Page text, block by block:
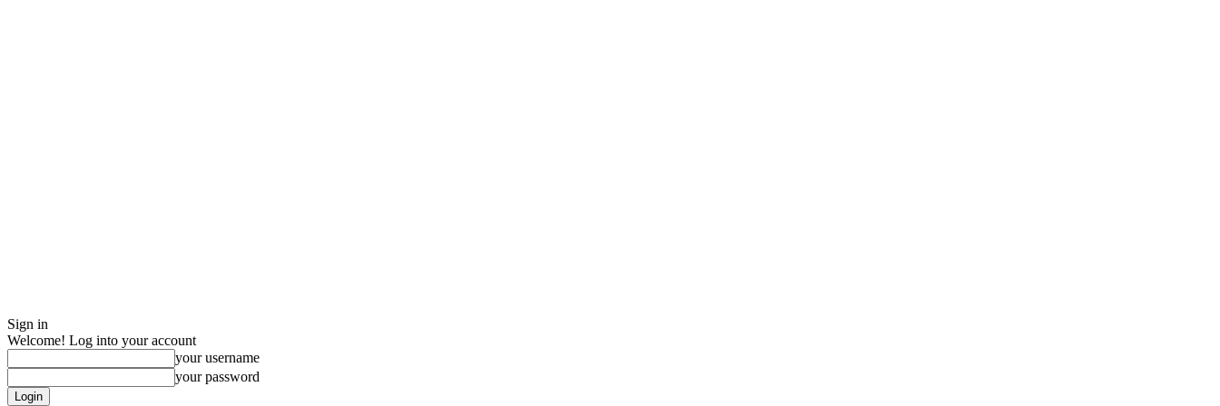
Sign in
Welcome! Log into your account
your username
your password